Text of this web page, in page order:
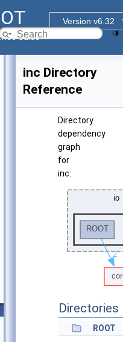
Version v6.32
Guide
inc Directory
Reference
Directory
dependency
graph
for
inc:
Directories
ROOT